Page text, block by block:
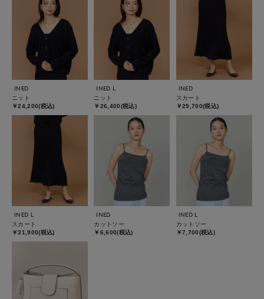
INED
ニット
￥24,200(税込)
INED L
ニット
￥26,400(税込)
INED
スカート
￥29,700(税込)
INED L
スカート
￥31,900(税込)
INED
カットソー
￥6,600(税込)
INED L
カットソー
￥7,700(税込)